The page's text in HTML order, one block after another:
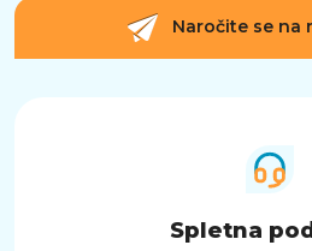
Naročite se na
Spletna